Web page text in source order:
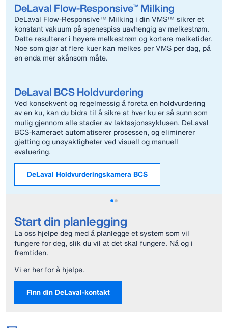
DeLaval Flow-Responsive™ Milking
DeLaval Flow-Responsive™ Milking i din VMS™ sikrer et
konstant vakuum på spenespiss uavhengig av melkestrøm.
Dette resulterer i høyere melkestrøm og kortere melketider.
Noe som gjør at flere kuer kan melkes per VMS per dag, på
en enda mer skånsom måte.
DeLaval BCS Holdvurdering
Ved konsekvent og regelmessig å foreta en holdvurdering
av en ku, kan du bidra til å sikre at hver ku er så sunn som
mulig gjennom alle stadier av laktasjonssyklusen. DeLaval
BCS-kameraet automatiserer prosessen, og eliminerer
gjetting og unøyaktigheter ved visuell og manuell
evaluering.
DeLaval Holdvurderingskamera BCS
Start din planlegging
La oss hjelpe deg med å planlegge et system som vil
fungere for deg, slik du vil at det skal fungere. Nå og i
fremtiden.
Vi er her for å hjelpe.
Finn din DeLaval-kontakt